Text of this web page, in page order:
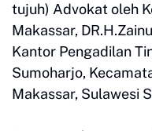
tujuh) Advokat oleh
Makassar,
Kantor Pengadilan
Sumoharjo,
Makassar, Sulawesi